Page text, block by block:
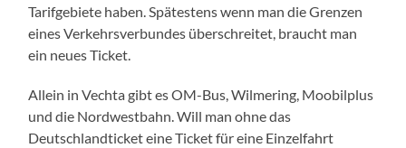
Tarifgebiete haben. Spätestens wenn man die Grenzen
eines Verkehrsverbundes überschreitet, braucht man
ein neues Ticket.
Allein in Vechta gibt es OM-Bus, Wilmering, Moobilplus
und die Nordwestbahn. Will man ohne das
Deutschlandticket eine Ticket für eine Einzelfahrt